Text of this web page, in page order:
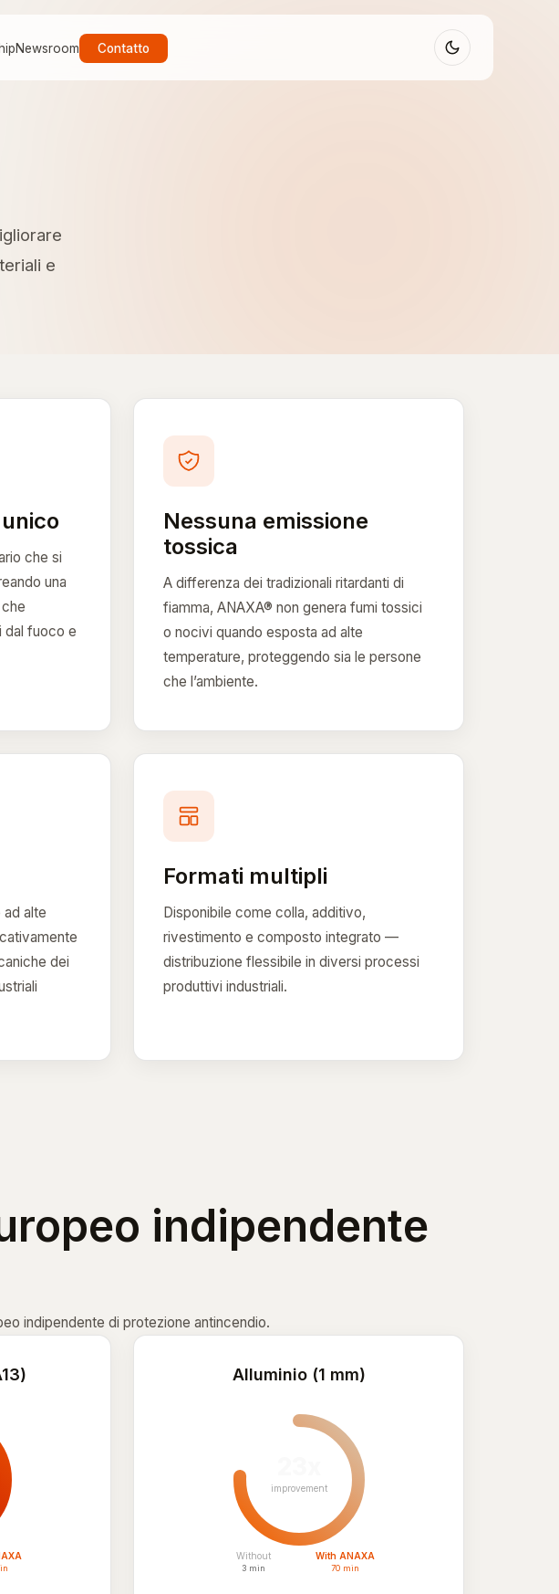
Newsroom Contatto
e
che si
una
dal fuoco e
Nessuna emissione
tossica
A differenza dei tradizionali ritardanti di
fiamma, ANAXA® non genera fumi tossici
o nocivi quando esposta ad alte
temperature, proteggendo sia le persone
che l’ambiente.
alte
dei
Formati multipli
Disponibile come colla, additivo,
rivestimento e composto integrato —
distribuzione flessibile in diversi processi
produttivi industriali.
indipendente
indipendente di protezione antincendio.
Alluminio (1 mm)
improvement
Without
3 min
With ANAXA
70 min